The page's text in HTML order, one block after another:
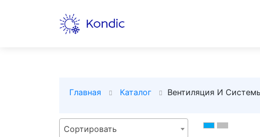
Главная Каталог Вентиляция И
Сортировать